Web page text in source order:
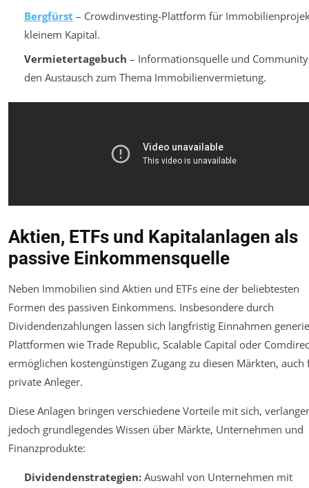
Bergfürst – Crowdinvesting-Plattform für
kleinem Kapital.
Vermietertagebuch – Informationsquelle und
den Austausch zum Thema Immobilienvermietung.
Aktien, ETFs und Kapitalanlagen als
passive Einkommensquelle
Neben Immobilien sind Aktien und ETFs eine der beliebtesten
Formen des passiven Einkommens. Insbesondere durch
Dividendenzahlungen lassen sich langfristig Einnahmen
Plattformen wie Trade Republic, Scalable Capital oder
ermöglichen kostengünstigen Zugang zu diesen Märkten, auch
private Anleger.
Diese Anlagen bringen verschiedene Vorteile mit sich,
jedoch grundlegendes Wissen über Märkte, Unternehmen und
Finanzprodukte:
Dividendenstrategien:Auswahl von Unternehmen mit